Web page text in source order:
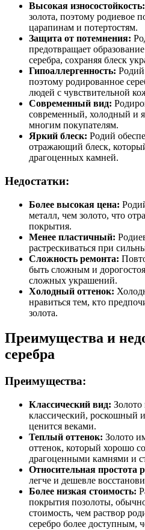
Высокая износостойкость:
золота, поэтому родиевое
царапинам и потертостям.
Защита от потемнения:
предотвращает
серебра, сохраняя блеск
Гипоаллергенность:
поэтому родированное
людей с чувствительной
Современный вид:
современный, холодный и
многим покупателям.
Яркий блеск: Родий
отражающий блеск,
драгоценных камней.
Недостатки:
Более высокая цена:
металл, чем золото, что
покрытия.
Менее пластичный:
растрескиваться при
Сложность ремонта:
быть сложным и
сложных украшений.
Холодный оттенок:
нравиться тем, кто
золота.
Преимущества и
серебра
Преимущества:
Классический вид: Золото
классический, роскошный
ценится веками.
Теплый оттенок: Золото
оттенок, который хорошо
драгоценными камнями и
Относительная простота
легче и дешевле
Более низкая стоимость:
покрытия позолоты,
стоимость, чем раствор
серебро более доступным,